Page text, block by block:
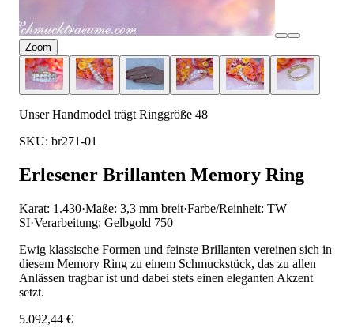
Zoom
Unser Handmodel trägt Ringgröße 48
SKU: br271-01
Erlesener Brillanten Memory Ring
Karat: 1.430·Maße: 3,3 mm breit·Farbe/Reinheit: TW
SI·Verarbeitung: Gelbgold 750
Ewig klassische Formen und feinste Brillanten vereinen sich in
diesem Memory Ring zu einem Schmuckstück, das zu allen
Anlässen tragbar ist und dabei stets einen eleganten Akzent
setzt.
5.092,44 €